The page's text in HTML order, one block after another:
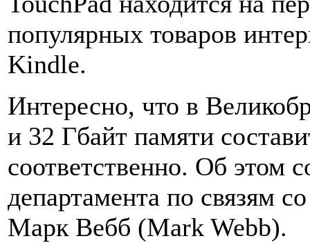
популярных товаров
Kindle.
Интересно, что в
и 32 Гбайт памяти
соответственно. Об этом
департамента по связям
Марк Вебб (Mark Webb).